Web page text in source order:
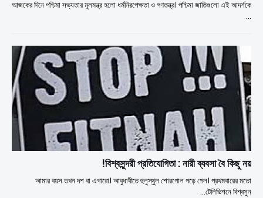
আজকের দিনে পশ্চিমা সভ্যতার মূলমন্ত্র হলো ধর্মনিরপেক্ষতা ও গণতন্ত্র। পশ্চিমা জাতিগুলো এই আদর্শকে
…
বিশ্বসুন্দরী প্রতিযোগিতা : নারী ব্যবসা বৈ কিছু নয়!
আমার বয়স তখন দশ বা এগারো। আবুধাবীতে হুলুস্থুল শোরগোল পড়ে গেল। প্রথমবারের মতো
টেলিভিশনে বিশ্বসুন…